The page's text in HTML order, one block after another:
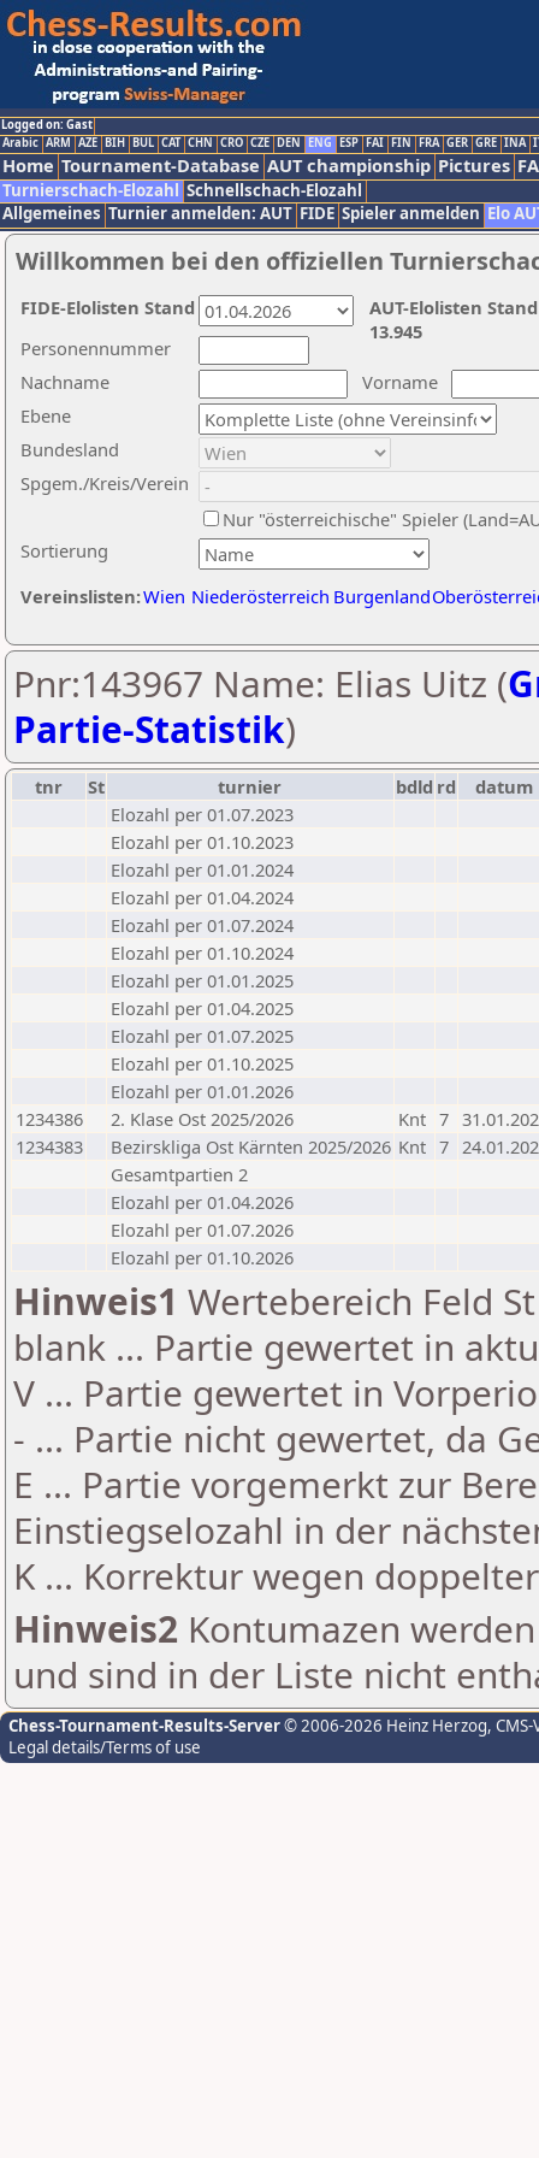
Logged on: Gast
Arabic ARM AZE BIH BUL CAT CHN CRO CZE DEN ENG ESP FAI FIN FRA GER GRE INA
Home Tournament-Database AUT championship Pictures
Turnierschach-Elozahl Schnellschach-Elozahl
Allgemeines Turnier anmelden: AUT FIDE Spieler anmelden Elo
Willkommen bei den offiziellen
Nachname
Vorname
Ebene
Sortierung
Personennummer
Bundesland
Spgem./Kreis/Verein
Nur "österreichische" Spieler
Vereinslisten:Wien Niederösterreich Burgenland
AUT-Elolisten
13.945
FIDE-Elolisten Stand
Pnr:143967 Name: Elias Uitz (
Partie-Statistik)
tnr St turnier bdld rd
datum
Elozahl per 01.07.2023
Elozahl per 01.10.2023
Elozahl per 01.01.2024
Elozahl per 01.04.2024
Elozahl per 01.07.2024
Elozahl per 01.10.2024
Elozahl per 01.01.2025
Elozahl per 01.04.2025
Elozahl per 01.07.2025
Elozahl per 01.10.2025
Elozahl per 01.01.2026
1234386
2. Klase Ost 2025/2026 Knt 7
1234383
Bezirskliga Ost Kärnten 2025/2026 Knt 7
Gesamtpartien 2
Elozahl per 01.04.2026
Elozahl per 01.07.2026
Elozahl per 01.10.2026
Hinweis1 Wertebereich Feld
blank ... Partie gewertet in
V ... Partie gewertet in
- ... Partie nicht gewertet, da
E ... Partie vorgemerkt zur
Einstiegselozahl in der
K ... Korrektur wegen
Hinweis2 Kontumazen
und sind in der Liste nicht
Chess-Tournament-Results-Server© 2006-2026 Heinz Herzog,
Legal details/Terms of use